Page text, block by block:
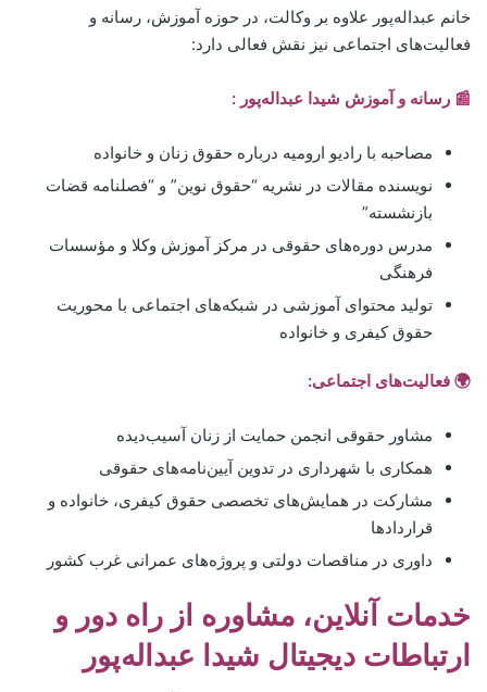
خانم عبداله‌پور علاوه بر وکالت، در حوزه آموزش، رسانه و
فعالیت‌های اجتماعی نیز نقش فعالی دارد:
📰 رسانه و آموزش شیدا عبداله‌پور :
مصاحبه با رادیو ارومیه درباره حقوق زنان و خانواده
نویسنده مقالات در نشریه “حقوق نوین” و “فصلنامه قضات
بازنشسته”
مدرس دوره‌های حقوقی در مرکز آموزش وکلا و مؤسسات
فرهنگی
تولید محتوای آموزشی در شبکه‌های اجتماعی با محوریت
حقوق کیفری و خانواده
🌍 فعالیت‌های اجتماعی:
مشاور حقوقی انجمن حمایت از زنان آسیب‌دیده
همکاری با شهرداری در تدوین آیین‌نامه‌های حقوقی
مشارکت در همایش‌های تخصصی حقوق کیفری، خانواده و
قراردادها
داوری در مناقصات دولتی و پروژه‌های عمرانی غرب کشور
خدمات آنلاین، مشاوره از راه دور و
ارتباطات دیجیتال شیدا عبداله‌پور